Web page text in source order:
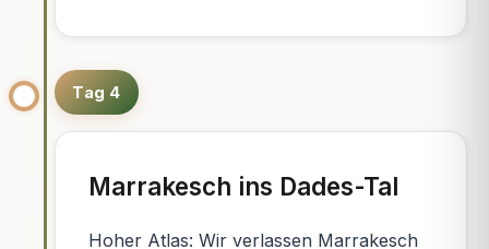
Tag 4
Marrakesch ins Dades-Tal
Hoher Atlas: Wir verlassen Marrakesch